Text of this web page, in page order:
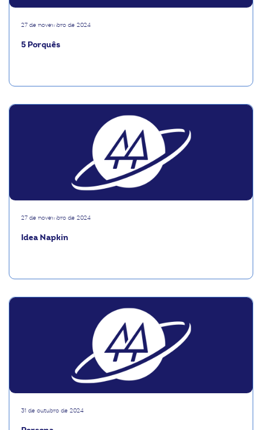
27 de novembro de 2024
5 Porquês
27 de novembro de 2024
Idea Napkin
31 de outubro de 2024